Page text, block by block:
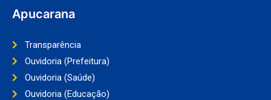
Apucarana
Transparência
Ouvidoria (Prefeitura)
Ouvidoria (Saúde)
Ouvidoria (Educação)